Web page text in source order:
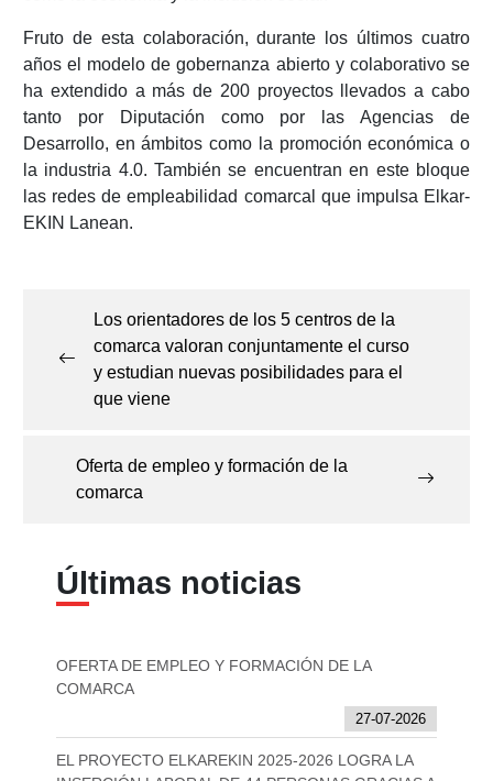
Fruto de esta colaboración, durante los últimos cuatro
años el modelo de gobernanza abierto y colaborativo se
ha extendido a más de 200 proyectos llevados a cabo
tanto por Diputación como por las Agencias de
Desarrollo, en ámbitos como la promoción económica o
la industria 4.0. También se encuentran en este bloque
las redes de empleabilidad comarcal que impulsa Elkar-
EKIN Lanean.
entradas
Los orientadores de los 5 centros de la
comarca valoran conjuntamente el curso
y estudian nuevas posibilidades para el
que viene
Oferta de empleo y formación de la
comarca
Últimas noticias
OFERTA DE EMPLEO Y FORMACIÓN DE LA
COMARCA
27-07-2026
EL PROYECTO ELKAREKIN 2025-2026 LOGRA LA